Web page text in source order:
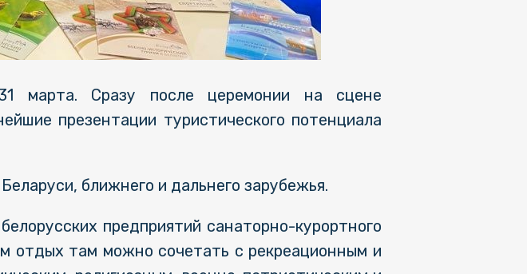
марта. Сразу после церемонии на сцене
презентации туристического потенциала
ближнего и дальнего зарубежья.
предприятий санаторно-курортного
отдых там можно сочетать с рекреационным и